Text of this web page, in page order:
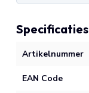
Specificaties
Artikelnummer
EAN Code